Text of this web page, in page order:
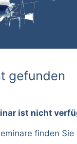
gefunden
ist nicht
finden Sie